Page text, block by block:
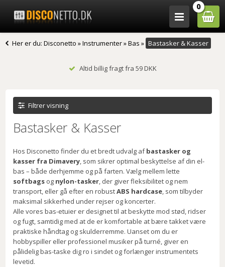
0
Her er du:Disconetto »Instrumenter»Bas » Bastasker & Kasser
Altid billig fragt fra 59 DKK
Filtrer visning
Bastasker & Kasser
Hos Disconetto finder du et bredt udvalg afbastasker og
kasser fra Dimavery, som sikrer optimal beskyttelse af din el-
bas – både derhjemme og på farten. Vælg mellem lette
softbags og nylon-tasker, der giver fleksibilitet og nem
transport, eller gå efter en robustABS hardcase, som tilbyder
maksimal sikkerhed under rejser og koncerter.
Alle vores bas-etuier er designet til at beskytte mod stød, ridser
og fugt, samtidig med at de er komfortable at bære takket være
praktiske håndtag og skulderremme. Uanset om du er
hobbyspiller eller professionel musiker på turné, giver en
pålidelig bas-taske dig ro i sindet og forlænger instrumentets
levetid.